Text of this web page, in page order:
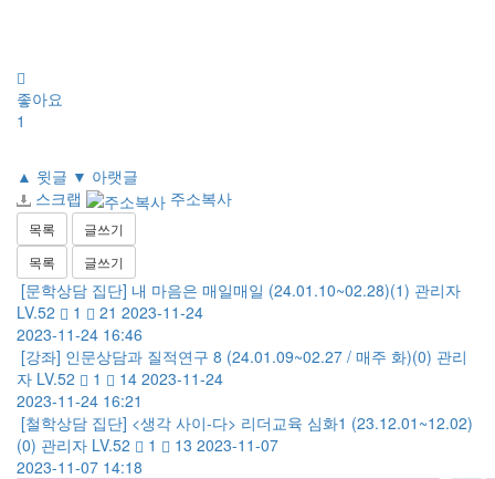
좋아요
1
▲ 윗글 ▼ 아랫글
스크랩
주소복사
목록
글쓰기
목록
글쓰기
[문학상담 집단] 내 마음은 매일매일 (24.01.10~02.28)(1) 관리자
LV.52
1 21 2023-11-24
2023-11-24 16:46
[강좌] 인문상담과 질적연구 8 (24.01.09~02.27 / 매주 화)(0) 관리
자 LV.52 1 14 2023-11-24
2023-11-24 16:21
[철학상담 집단] <생각 사이-다> 리더교육 심화1 (23.12.01~12.02)
(0) 관리자 LV.52 1 13 2023-11-07
2023-11-07 14:18